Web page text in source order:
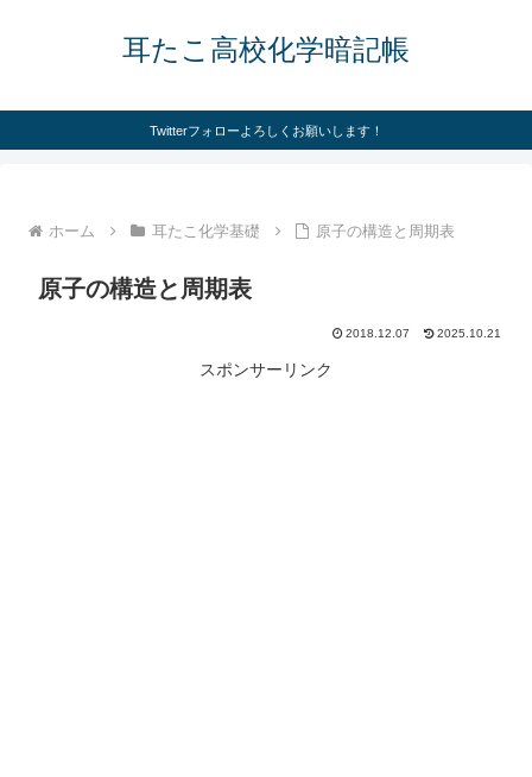
耳たこ高校化学暗記帳
Twitterフォローよろしくお願いします！
ホーム 耳たこ化学基礎 原子の構造と周期表
原子の構造と周期表
2018.12.07 2025.10.21
スポンサーリンク